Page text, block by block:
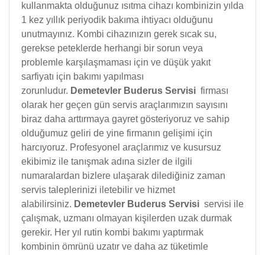
kullanmakta olduğunuz ısıtma cihazı kombinizin yılda
1 kez yıllık periyodik bakıma ihtiyacı olduğunu
unutmayınız. Kombi cihazınızın gerek sıcak su,
gerekse peteklerde herhangi bir sorun veya
problemle karşılaşmaması için ve düşük yakıt
sarfiyatı için bakımı yapılması
zorunludur. Demetevler Buderus Servisi firması
olarak her geçen gün servis araçlarımızın sayısını
biraz daha arttırmaya gayret gösteriyoruz ve sahip
olduğumuz geliri de yine firmanın gelişimi için
harcıyoruz. Profesyonel araçlarımız ve kusursuz
ekibimiz ile tanışmak adına sizler de ilgili
numaralardan bizlere ulaşarak dilediğiniz zaman
servis taleplerinizi iletebilir ve hizmet
alabilirsiniz. Demetevler Buderus Servisi servisi ile
çalışmak, uzmanı olmayan kişilerden uzak durmak
gerekir. Her yıl rutin kombi bakımı yaptırmak
kombinin ömrünü uzatır ve daha az tüketimle